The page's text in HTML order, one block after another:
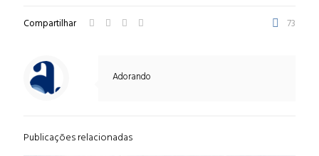
Compartilhar 73
Adorando
Publicações relacionadas